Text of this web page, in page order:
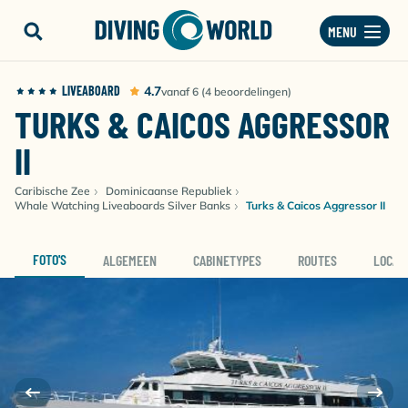
MENU
LIVEABOARD 4.7vanaf 6 (4 beoordelingen)
TURKS & CAICOS AGGRESSOR
II
Caribische Zee
Dominicaanse Republiek
Whale Watching Liveaboards Silver Banks
Turks & Caicos Aggressor II
FOTO'S ALGEMEEN CABINETYPES ROUTES